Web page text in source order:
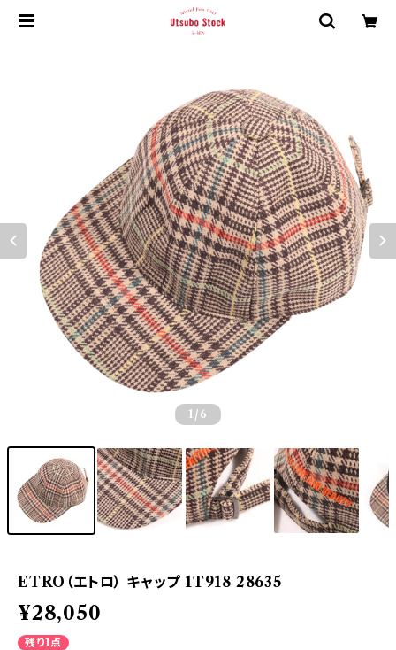
1 /6
ETRO（エトロ） キャップ 1T918 28635
¥28,050
残り1点